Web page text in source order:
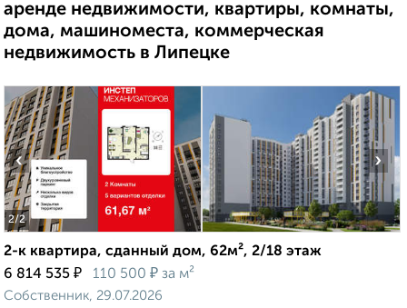
аренде недвижимости, квартиры, комнаты,
дома, машиноместа, коммерческая
недвижимость в Липецке
2/2
‹ ›
2-к квартира, сданный дом, 62м², 2/18 этаж
6 814 535 ₽ 110 500 ₽ за м²
Собственник, 29.07.2026